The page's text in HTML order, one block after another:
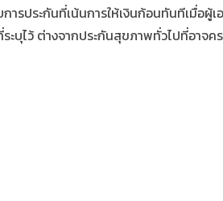
ารประกันที่เน้นการให้เงินก้อนทันทีเมื่อผู้
ะบุไว้ ต่างจากประกันสุขภาพทั่วไปที่อาจ